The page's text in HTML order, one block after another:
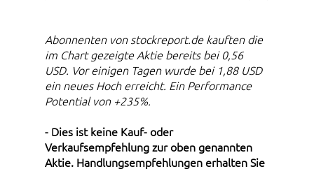
Abonnenten von stockreport.de kauften die
im Chart gezeigte Aktie bereits bei 0,56
USD. Vor einigen Tagen wurde bei 1,88 USD
ein neues Hoch erreicht. Ein Performance
Potential von +235%.
- Dies ist keine Kauf- oder
Verkaufsempfehlung zur oben genannten
Aktie. Handlungsempfehlungen erhalten Sie